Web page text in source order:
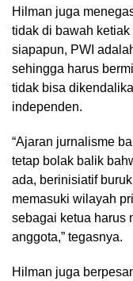
Hilman juga
tidak di bawah
siapapun, PWI
sehingga harus
tidak bisa
independen.
“Ajaran jurnalisme
tetap bolak balik
ada, berinisiatif
memasuki wilayah
sebagai ketua harus
anggota,” tegasnya.
Hilman juga